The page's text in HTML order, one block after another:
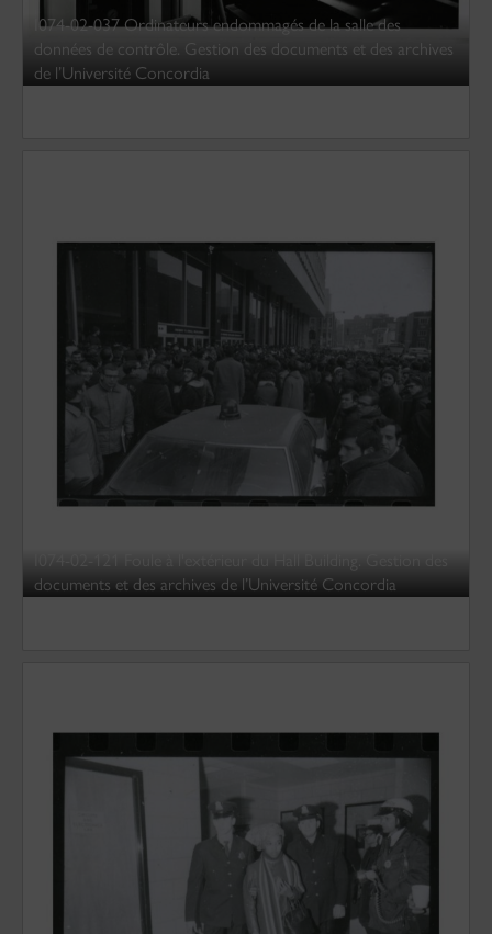
I074-02-037 Ordinateurs endommagés de la salle des
données de contrôle. Gestion des documents et des archives
de l’Université Concordia
documents et des archives de l’Université Concordia